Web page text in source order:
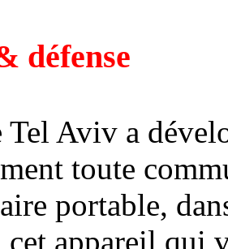
défense
Tel Aviv a
toute
portable,
cet appareil qui